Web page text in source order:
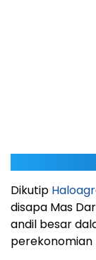
Dikutip
disapa Mas
andil besar
perekonomian